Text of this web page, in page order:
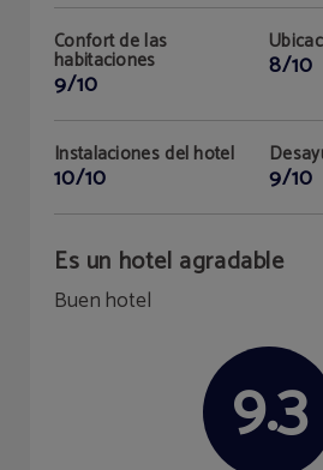
Confort de las
habitaciones
9/10
8/10
Instalaciones del hotel
10/10 9/10
Es un hotel agradable
Buen hotel
9.3